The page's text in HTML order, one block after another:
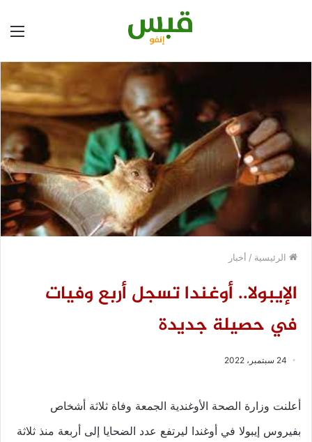
الرئيسية / أخبار
الإيبولا.. أوغندا تسجل أربع وفيات
في حصيلة جديدة
24 سبتمبر، 2022
أعلنت وزارة الصحة الأوغندية الجمعة وفاة ثلاثة أشخاص
بفيروس إيبولا في أوغندا ليرتفع عدد الضحايا إلى أربعة منذ ثلاثة